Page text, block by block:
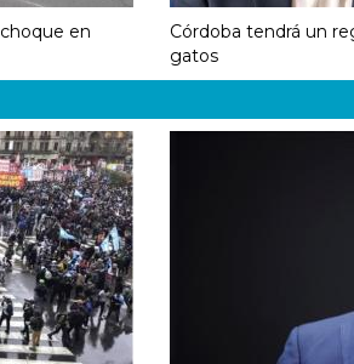
en
Córdoba tendrá un
gatos